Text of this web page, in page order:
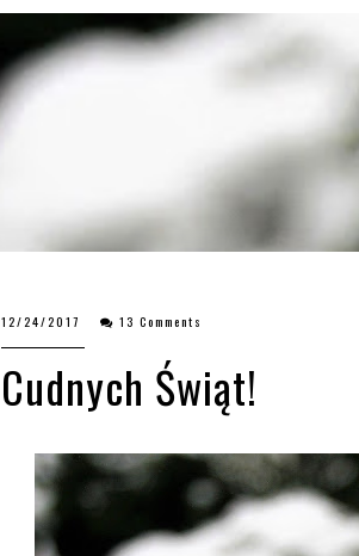
12/24/2017 13 Comments
Cudnych Świąt!